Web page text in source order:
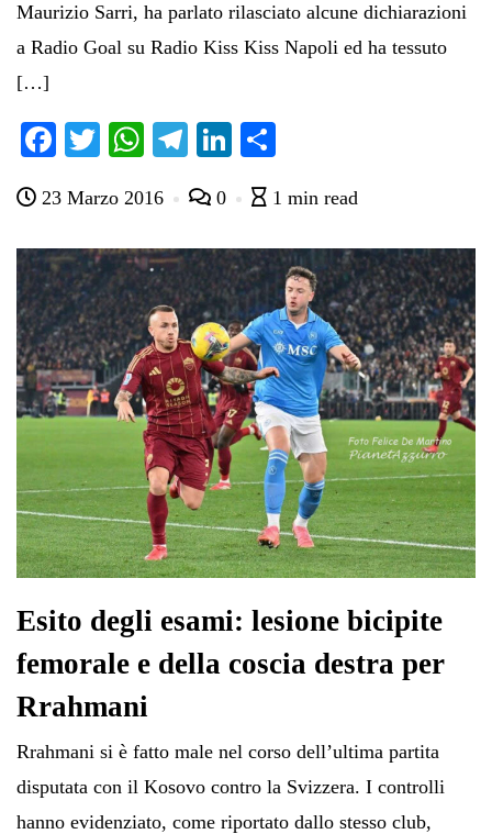
Maurizio Sarri, ha parlato rilasciato alcune dichiarazioni
a Radio Goal su Radio Kiss Kiss Napoli ed ha tessuto
[…]
Fa
bo
ok
T
tte
r
W
ts
A
pp
Te
gr
a
m
Li
ed
In
di
vi
di
23 Marzo 2016 0 1 min read
Esito degli esami: lesione bicipite
femorale e della coscia destra per
Rrahmani
Rrahmani si è fatto male nel corso dell’ultima partita
disputata con il Kosovo contro la Svizzera. I controlli
hanno evidenziato, come riportato dallo stesso club,